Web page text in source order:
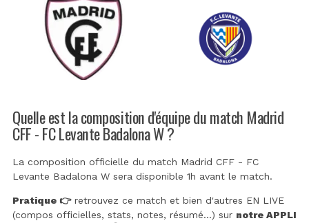
Quelle est la composition d'équipe du match Madrid
CFF - FC Levante Badalona W ?
La composition officielle du match Madrid CFF - FC
Levante Badalona W sera disponible 1h avant le match.
Pratique 👉retrouvez ce match et bien d'autres EN LIVE
(compos officielles, stats, notes, résumé...) sur notre APPLI